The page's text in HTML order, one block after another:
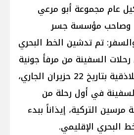
عام مجموعة أبو مرعي
وصاحب مؤسسة جسر
تم تدشين الخط البحري
السفينة من مرفأ جونية
اللبناني إلى مرفأ اللاذقية بتاريخ 22 حزيران الجاري،
في أول رحلة من
مرسين التركية، إيذاناً ببدء
البحري الإقليمي.